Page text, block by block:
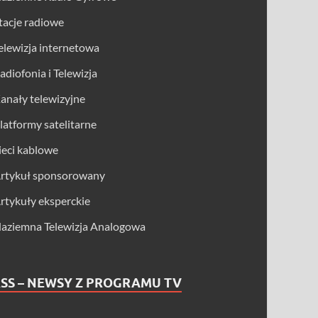
radiowe
internetowa
i Telewizja
telewizyjne
satelitarne
kablowe
sponsorowany
eksperckie
Telewizja Analogowa
– NEWSY Z PROGRAMU TV